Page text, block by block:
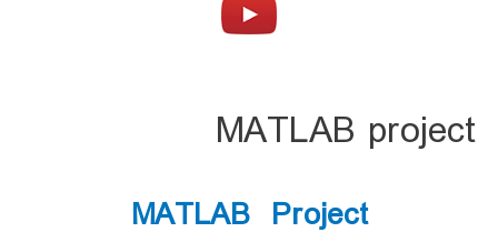
MATLAB project
MATLAB Project